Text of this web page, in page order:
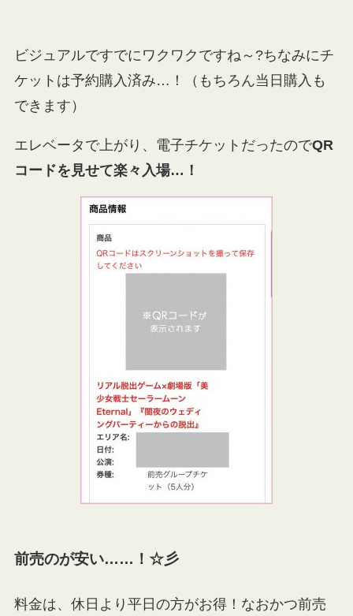
ビジュアルですでにワクワクですね～?ちなみにチ
ケットは予約購入済み…！（もちろん当日購入も
できます）
エレベータで上がり、電子チケットだったのでQR
コードを見せて楽々入場…！
前売のが安い……！ ☆彡
料金は、休日より平日の方がお得！なおかつ前売